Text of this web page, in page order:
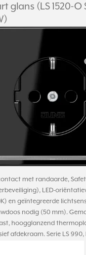
glans (LS 1520-O
met randaarde,
LED-
en geïntegreerde
nodig (50 mm).
hoogglanzend
afdekraam. Serie LS 990,